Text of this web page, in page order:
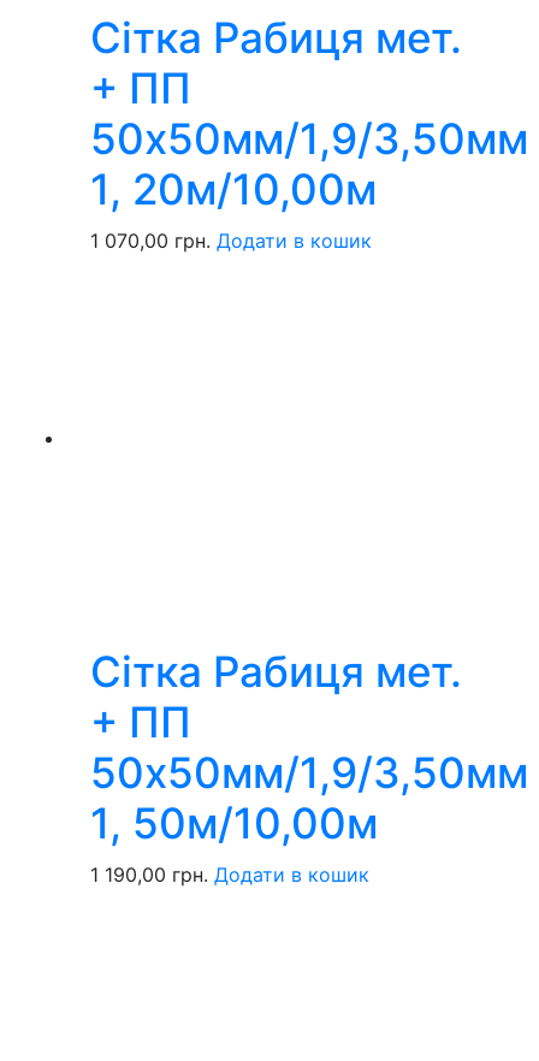
Сітка Рабиця мет.
+ ПП
50х50мм/1,9/3,50мм
1, 20м/10,00м
1 070,00 грн. Додати в кошик
Сітка Рабиця мет.
+ ПП
50х50мм/1,9/3,50мм
1, 50м/10,00м
1 190,00 грн. Додати в кошик